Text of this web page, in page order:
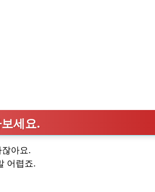
세요.
아요.
어렵죠.